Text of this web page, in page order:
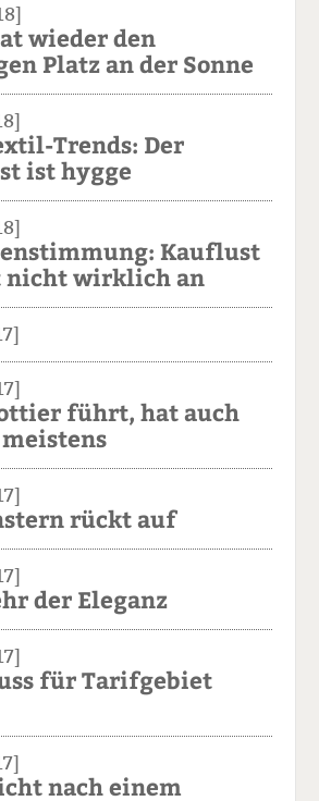
wieder den
Platz an der Sonne
Trends: Der
ist hygge
Kauflust
nicht wirklich an
führt, hat auch
meistens
rückt auf
der Eleganz
für Tarifgebiet
nach einem